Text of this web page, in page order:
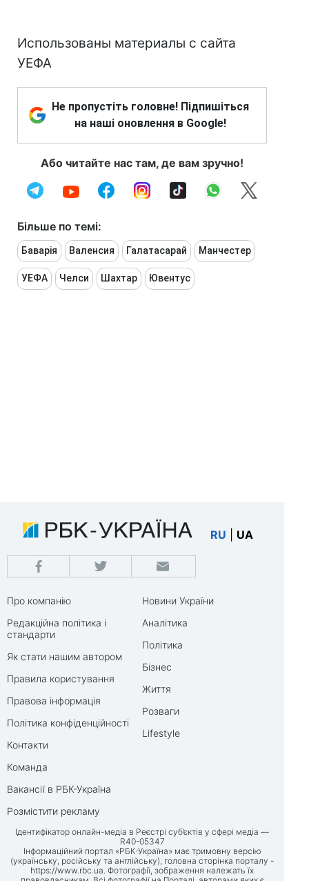
Использованы материалы с сайта
УЕФА
Не пропустіть головне! Підпишіться
на наші оновлення в Google!
Або читайте нас там, де вам зручно!
Більше по темі:
Баварія Валенсия Галатасарай Манчестер
УЕФА Челси Шахтар Ювентус
RU UA
Про компанію
Редакційна політика і
стандарти
Як стати нашим автором
Правила користування
Правова інформація
Політика конфіденційності
Контакти
Команда
Вакансії в РБК-Україна
Розмістити рекламу
Новини України
Аналітика
Політика
Бізнес
Життя
Розваги
Lifestyle
Ідентифікатор онлайн-медіа в Реєстрі суб’єктів у сфері медіа —
R40-05347
Інформаційний портал «РБК-Україна» має тримовну версію
(українську, російську та англійську), головна сторінка порталу -
https://www.rbc.ua. Фотографії, зображення належать їх